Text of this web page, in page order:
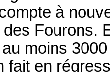
à
Fourons.
au moins
fait en